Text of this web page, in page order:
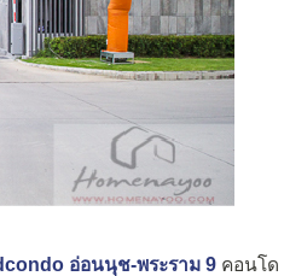
อ่อนนุช-พระราม 9 คอนโด